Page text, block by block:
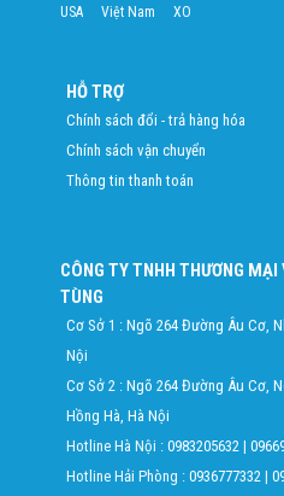
USA
Việt Nam XO
HỖ TRỢ
Chính sách đổi - trả hàng hóa
Chính sách vận chuyển
Thông tin thanh toán
CÔNG TY TNHH THƯƠNG
TÙNG
Cơ Sở 1 : Ngõ 264 Đường Âu Cơ,
Nội
Cơ Sở 2 : Ngõ 264 Đường Âu Cơ,
Hồng Hà, Hà Nội
Hotline Hà Nội : 0983205632 |
Hotline Hải Phòng : 0936777332 |